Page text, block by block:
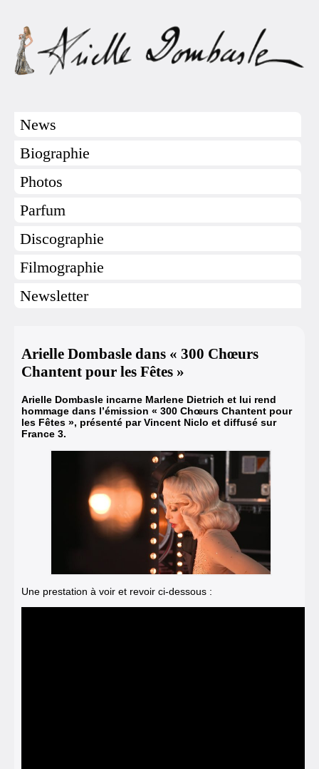
News
Biographie
Photos
Parfum
Discographie
Filmographie
Newsletter
Arielle Dombasle dans « 300 Chœurs
Chantent pour les Fêtes »
Arielle Dombasle incarne Marlene Dietrich et lui rend
hommage dans l’émission « 300 Chœurs Chantent pour
les Fêtes », présenté par Vincent Niclo et diffusé sur
France 3.
Une prestation à voir et revoir ci-dessous :